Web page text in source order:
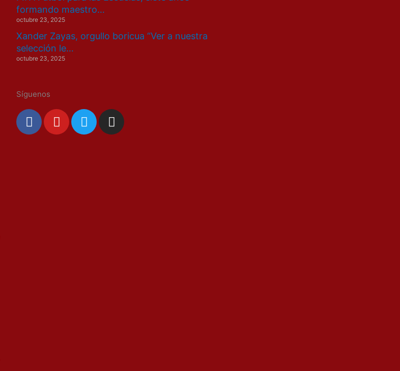
formando maestro…
octubre 23, 2025
Xander Zayas, orgullo boricua “Ver a nuestra
selección le…
octubre 23, 2025
Síguenos
F
a
Y
o
T
w
I
n